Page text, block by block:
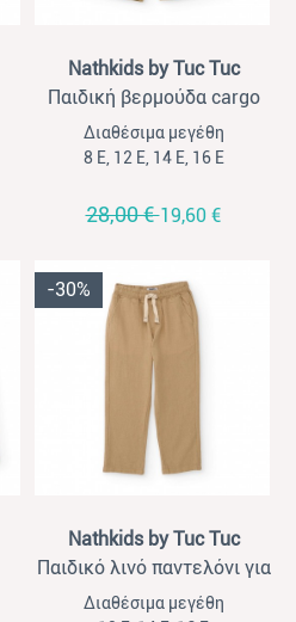
Nathkids by Tuc Tuc
Παιδική βερμούδα cargo
για αγόρια Nathkids μπεζ
Διαθέσιμα μεγέθη
8 Ε, 12 Ε, 14 Ε, 16 Ε
28,00 €19,60 €
-30%
Nathkids by Tuc Tuc
Παιδικό λινό παντελόνι για
αγόρια Nathkids μπεζ
Διαθέσιμα μεγέθη